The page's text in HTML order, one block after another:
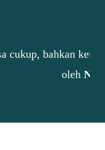
lebih.”..."